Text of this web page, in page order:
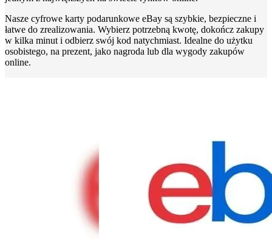
Nasze cyfrowe karty podarunkowe eBay są szybkie, bezpieczne i
łatwe do zrealizowania. Wybierz potrzebną kwotę, dokończ zakupy
w kilka minut i odbierz swój kod natychmiast. Idealne do użytku
osobistego, na prezent, jako nagroda lub dla wygody zakupów
online.